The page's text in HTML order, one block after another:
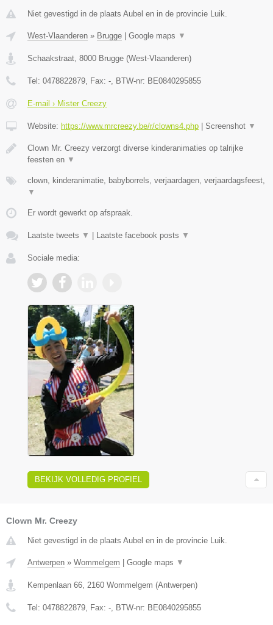
Niet gevestigd in de plaats Aubel en in de provincie Luik.
West-Vlaanderen » Brugge Google maps ▼
Schaakstraat, 8000 Brugge (West-Vlaanderen)
Tel: 0478822879, Fax: -, BTW-nr: BE0840295855
E-mail › Mister Creezy
Website: https://www.mrcreezy.be/r/clowns4.php Screenshot ▼
Clown Mr. Creezy verzorgt diverse kinderanimaties op talrijke
feesten en ▼
clown, kinderanimatie, babyborrels, verjaardagen, verjaardagsfeest,
▼
Er wordt gewerkt op afspraak.
Laatste tweets ▼ Laatste facebook posts ▼
Sociale media:
BEKIJK VOLLEDIG PROFIEL
Clown Mr. Creezy
Niet gevestigd in de plaats Aubel en in de provincie Luik.
Antwerpen » Wommelgem Google maps ▼
Kempenlaan 66, 2160 Wommelgem (Antwerpen)
Tel: 0478822879, Fax: -, BTW-nr: BE0840295855